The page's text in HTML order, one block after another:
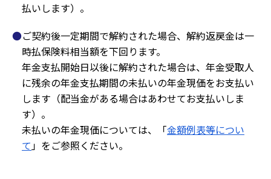
払いします）。
ご契約後一定期間で解約された場合、解約返戻金は一
時払保険料相当額を下回ります。
年金支払開始日以後に解約された場合は、年金受取人
に残余の年金支払期間の未払いの年金現価をお支払い
します（配当金がある場合はあわせてお支払いしま
す）。
未払いの年金現価については、「金額例表等につい
て」をご参照ください。